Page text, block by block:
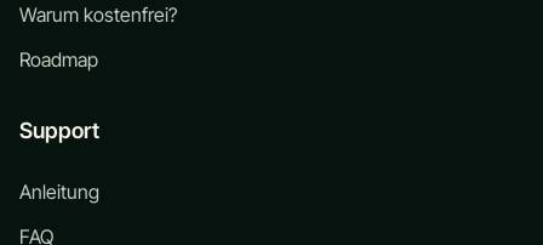
Warum kostenfrei?
Roadmap
Support
Anleitung
FAQ